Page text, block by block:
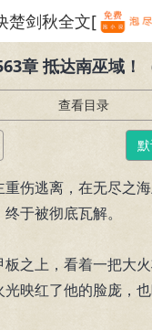
楚剑秋全文[
章 抵达南巫域！
查看目录
伤逃离，在无尽之海
于被彻底瓦解。
之上，看着一把大火
映红了他的脸庞，也